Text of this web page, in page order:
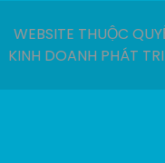
WEBSITE THUỘC
KINH DOANH PHÁT